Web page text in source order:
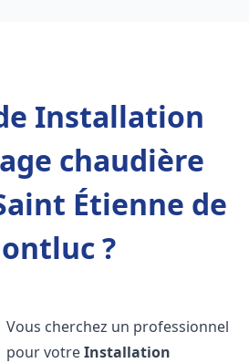
Installation
chaudière
Étienne de
?
Vous cherchez un professionnel
pour votreInstallation